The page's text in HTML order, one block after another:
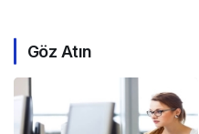
Göz Atın